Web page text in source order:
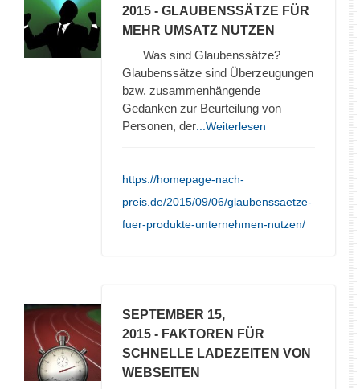
2015 - GLAUBENSSÄTZE FÜR
MEHR UMSATZ NUTZEN
Was sind Glaubenssätze?
Glaubenssätze sind Überzeugungen
bzw. zusammenhängende
Gedanken zur Beurteilung von
Personen, der ...Weiterlesen
https://homepage-nach-
preis.de/2015/09/06/glaubenssaetze-
fuer-produkte-unternehmen-nutzen/
SEPTEMBER 15,
2015 - FAKTOREN FÜR
SCHNELLE LADEZEITEN VON
WEBSEITEN